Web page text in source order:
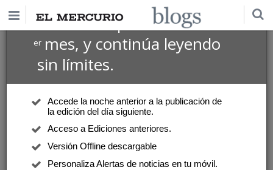
Suscríbete por $1 USD
ermes, y continúa leyendo
sin límites.
Accede la noche anterior a la publicación de
la edición del día siguiente.
Acceso a Ediciones anteriores.
Versión Offline descargable
Personaliza Alertas de noticias en tu móvil.